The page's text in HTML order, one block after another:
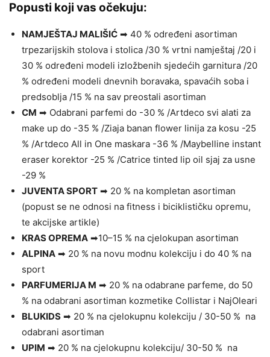
Popusti koji vas očekuju:
NAMJEŠTAJ MALIŠIĆ ➡ 40 % određeni asortiman
trpezarijskih stolova i stolica /30 % vrtni namještaj /20 i
30 % određeni modeli izložbenih sjedećih garnitura /20
% određeni modeli dnevnih boravaka, spavaćih soba i
predsoblja /15 % na sav preostali asortiman
CM ➡ Odabrani parfemi do -30 % /Artdeco svi alati za
make up do -35 % /Ziaja banan flower linija za kosu -25
% /Artdeco All in One maskara -36 % /Maybelline instant
eraser korektor -25 % /Catrice tinted lip oil sjaj za usne
-29 %
JUVENTA SPORT ➡ 20 % na kompletan asortiman
(popust se ne odnosi na fitness i biciklističku opremu,
te akcijske artikle)
KRAS OPREMA ➡10–15 % na cjelokupan asortiman
ALPINA ➡ 20 % na novu modnu kolekciju i do 40 % na
sport
PARFUMERIJA M ➡ 20 % na odabrane parfeme, do 50
% na odabrani asortiman kozmetike Collistar i NajOleari
BLUKIDS ➡ 20 % na cjelokupnu kolekciju / 30-50 % na
odabrani asortiman
UPIM ➡ 20 % na cjelokupnu kolekciju/ 30-50 % na